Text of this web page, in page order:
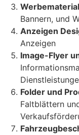
Bannern, und
Anzeigen
Anzeigen
Image-Flyer
Folder und
Faltblättern